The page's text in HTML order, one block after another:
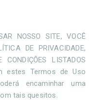
NOSSO SITE, VOCÊ
DE PRIVACIDADE,
LISTADOS
estes Termos de Uso
encaminhar uma
tais quesitos.